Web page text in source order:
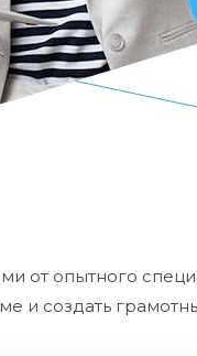
от опытного
и создать